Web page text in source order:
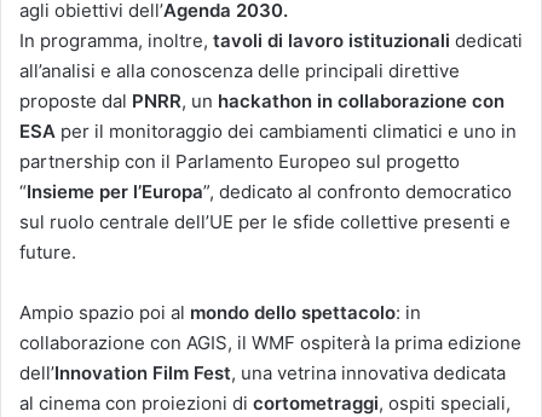
agli obiettivi dell’Agenda 2030.
In programma, inoltre, tavoli di lavoro istituzionali dedicati
all’analisi e alla conoscenza delle principali direttive
proposte dal PNRR, un hackathon in collaborazione con
ESA per il monitoraggio dei cambiamenti climatici e uno in
partnership con il Parlamento Europeo sul progetto
“Insieme per l’Europa”, dedicato al confronto democratico
sul ruolo centrale dell’UE per le sfide collettive presenti e
future.
Ampio spazio poi al mondo dello spettacolo: in
collaborazione con AGIS, il WMF ospiterà la prima edizione
dell’Innovation Film Fest, una vetrina innovativa dedicata
al cinema con proiezioni di cortometraggi, ospiti speciali,